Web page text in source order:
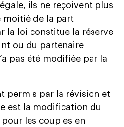
ils ne reçoivent plus
moitié de la part
la loi constitue la réserve
ou du partenaire
pas été modifiée par la
permis par la révision et
est la modification du
les couples en